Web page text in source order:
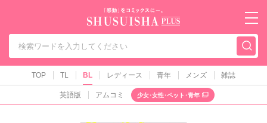
秋水社PLUS（テ
TOP TL BL レディース 青年 メンズ 雑誌
英語版 アムコミ 少女･女性･ペット･青年